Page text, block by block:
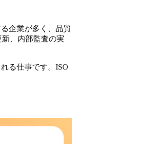
企業が多く、品質
、内部監査の実
る仕事です。ISO